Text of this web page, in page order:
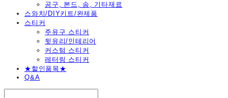
공구, 본드, 솜, 기타재료
스와치/DIY키트/완제품
스티커
주유구 스티커
뒷유리/인테리어
커스텀 스티커
레터링 스티커
★할인품목★
Q&A